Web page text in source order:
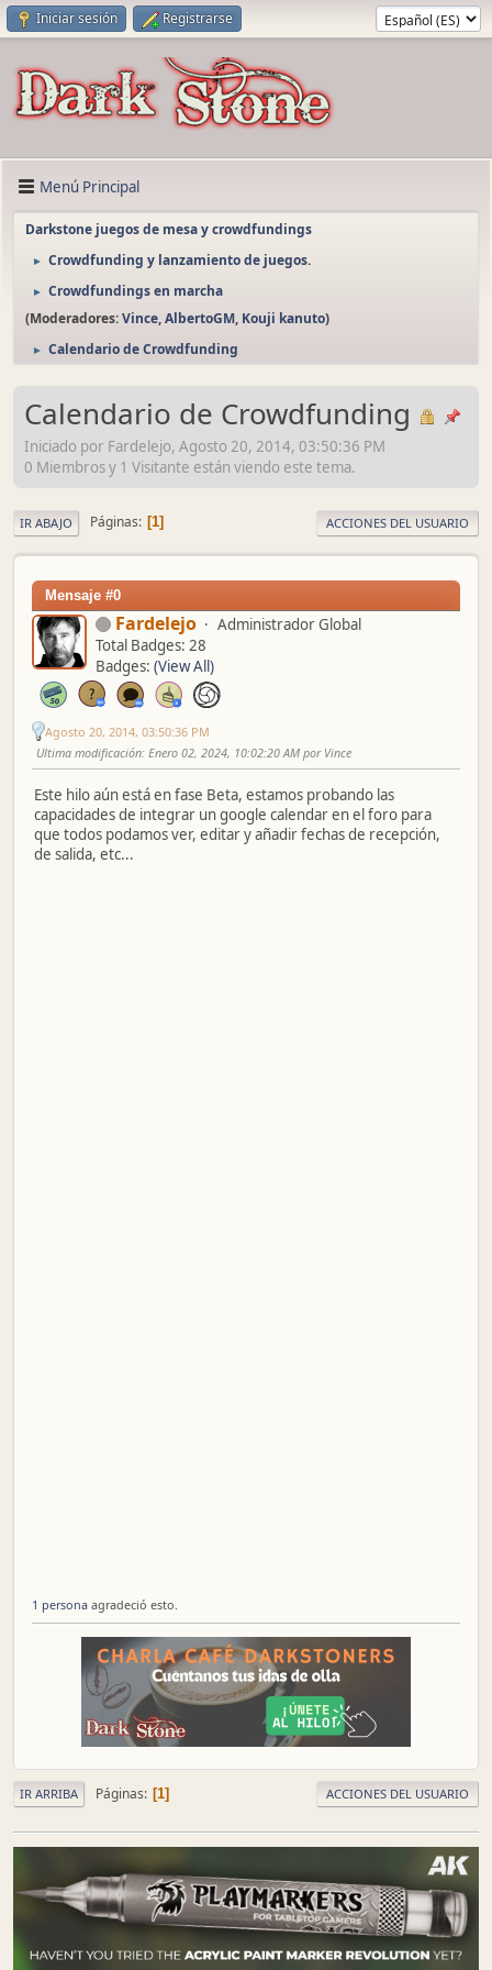
Iniciar sesión Registrarse
Menú Principal
Darkstone juegos de mesa y crowdfundings
► Crowdfunding y lanzamiento de juegos.
►
Crowdfundings en marcha
(Moderadores:Vince,AlbertoGM, Kouji kanuto)
► Calendario de Crowdfunding
Calendario de Crowdfunding
Iniciado por Fardelejo, Agosto 20, 2014, 03:50:36 PM
0 Miembros y 1 Visitante están viendo este tema.
IR ABAJO Páginas 1 ACCIONES DEL USUARIO
Mensaje #0
Fardelejo
Administrador Global
Total Badges: 28
Badges: (View All)
Agosto 20, 2014, 03:50:36 PM
Ultima modificación: Enero 02, 2024, 10:02:20 AM por Vince
Este hilo aún está en fase Beta, estamos probando las
capacidades de integrar un google calendar en el foro para
que todos podamos ver, editar y añadir fechas de recepción,
de salida, etc...
1 persona agradeció esto.
IR ARRIBA Páginas 1 ACCIONES DEL USUARIO